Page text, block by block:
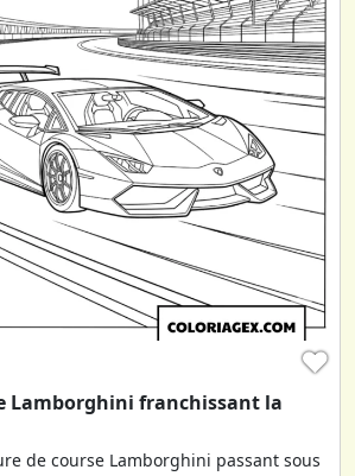
♥
Lamborghini franchissant la
de course Lamborghini passant sous